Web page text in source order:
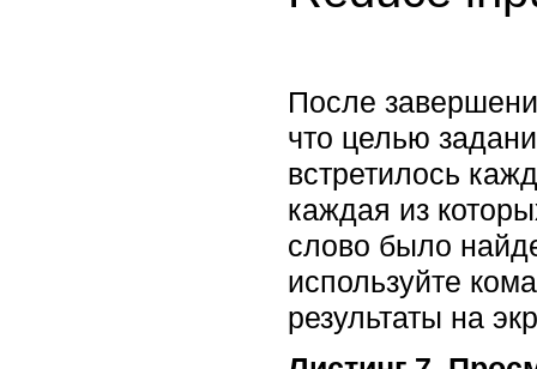
После
что целью
встретилось
каждая из
слово было
используйте
результаты на